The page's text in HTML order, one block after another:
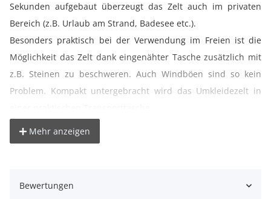
Sekunden aufgebaut überzeugt das Zelt auch im privaten
Bereich (z.B. Urlaub am Strand, Badesee etc.).
Besonders praktisch bei der Verwendung im Freien ist die
Möglichkeit das Zelt dank eingenähter Tasche zusätzlich mit
z.B. Steinen zu beschweren. Auch Windböen sind so kein
Problem. Kompakt untergebracht wird das Umkleidezelt in
° unentbehrlich fürs Umziehen an belebten Orten.
° blitzschnell aufgefaltet
Mehr anzeigen
Bewertungen